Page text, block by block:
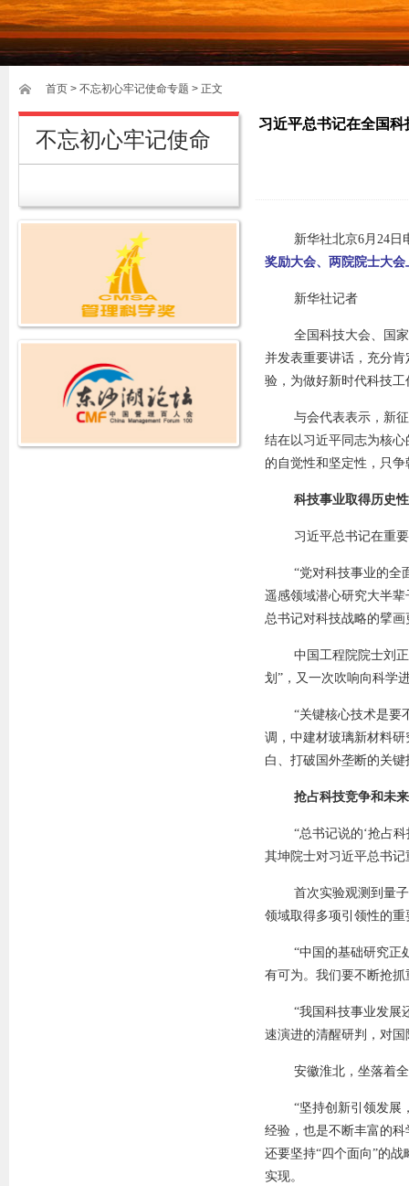
首页 > 不忘初心牢记使命专题 > 正文
不忘初心牢记使命
习近平总书记在全国
新华社北京6月24
奖励大会、两院院士大
新华社记者
全国科技大会、国
并发表重要讲话，充分
验，为做好新时代科技
与会代表表示，新
结在以习近平同志为核
的自觉性和坚定性，只
科技事业取得历史
习近平总书记在重
“党对科技事业的全
遥感领域潜心研究大半
总书记对科技战略的擘
中国工程院院士刘
划”，又一次吹响向科学
“关键核心技术是要
调，中建材玻璃新材料
白、打破国外垄断的关键
抢占科技竞争和未
“总书记说的‘抢占
其坤院士对习近平总书
首次实验观测到量
领域取得多项引领性的
“中国的基础研究正
有可为。我们要不断抢
“我国科技事业发展
速演进的清醒研判，对
安徽淮北，坐落着
“坚持创新引领发展
经验，也是不断丰富的
还要坚持“四个面向”的
实现。